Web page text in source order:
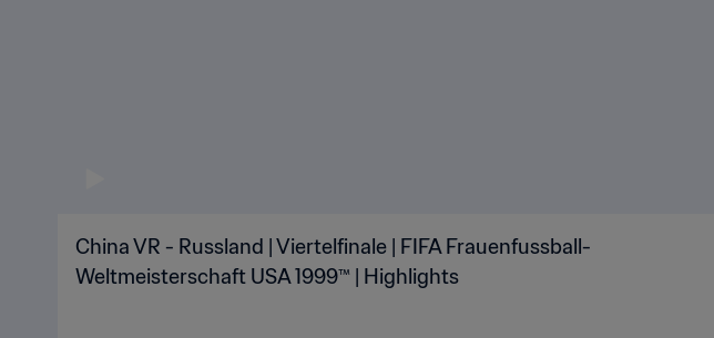
China VR - Russland | Viertelfinale | FIFA Frauenfussball-
Weltmeisterschaft USA 1999™ | Highlights